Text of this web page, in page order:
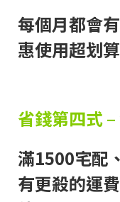
每個月都會
惠使用超划算
省錢第四式 –
滿1500宅配
有更殺的運